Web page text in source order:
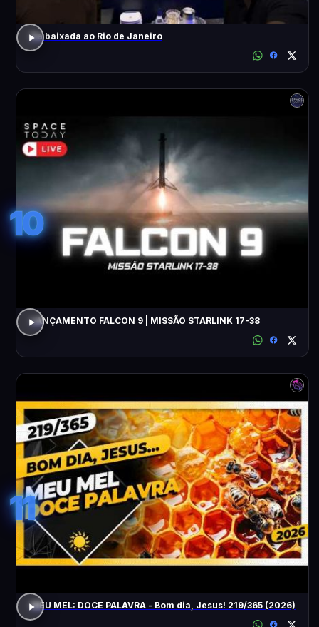
Da baixada ao Rio de Janeiro
10
LANÇAMENTO FALCON 9 | MISSÃO STARLINK 17-38
11
MEU MEL: DOCE PALAVRA - Bom dia, Jesus! 219/365 (2026)